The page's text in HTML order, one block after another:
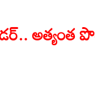
అత్యంత